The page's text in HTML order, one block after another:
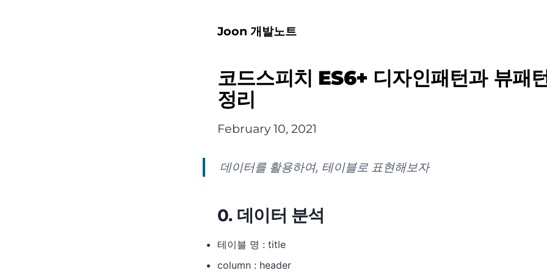
Joon 개발노트
코드스피치 ES6+ 디자인패턴과 뷰패
정리
February 10, 2021
데이터를 활용하여, 테이블로 표현해보자
0. 데이터 분석
테이블 명 : title
column : header